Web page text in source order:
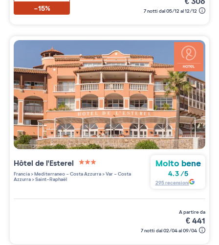
-15% 7 notti dal 05/12 al 12/12
Hôtel de l'Esterel
3 étoiles sur 5
Francia>Mediterraneo - Costa Azzurra>Var - Costa
Azzurra>Saint-Raphaël
Molto bene
4.3/5
295recensioni
a partire da
€441
7 notti dal 02/04 al 09/04